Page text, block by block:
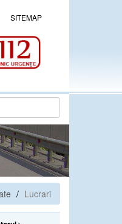
SITEMAP
Lucrari